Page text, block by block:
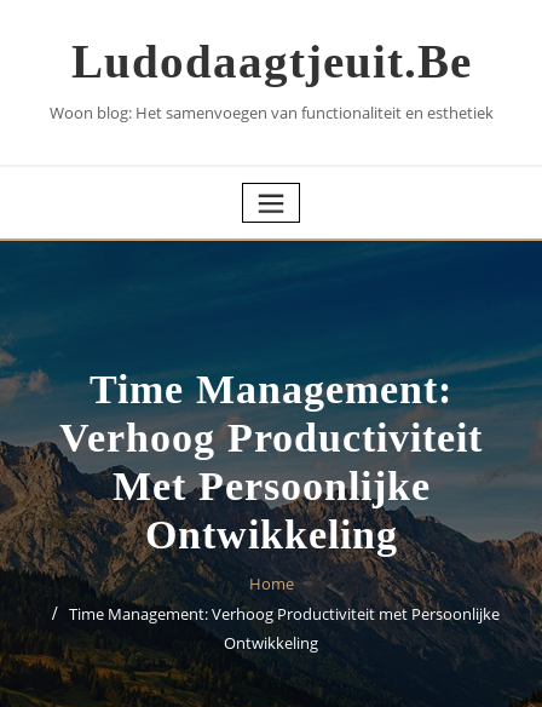
Ludodaagtjeuit.be
Woon blog: Het samenvoegen van functionaliteit en esthetiek
Time Management:
Verhoog Productiviteit
Met Persoonlijke
Ontwikkeling
Home
Time Management: Verhoog Productiviteit met Persoonlijke
Ontwikkeling